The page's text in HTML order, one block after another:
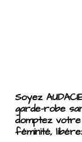
Soyez
garde-robe
domptez
féminité,